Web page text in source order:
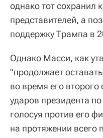
однако тот сохранил
представителей, а
поддержку Трампа в
Однако Масси, как
"продолжает
во время его второго
ударов президента по
голосуя против его
на протяжении всего